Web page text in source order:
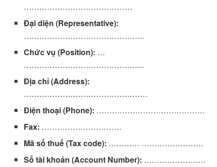
……………………………………
Đại diện (Representative):
………………………………………..
Chức vụ (Position): …
………………………………………..
Địa chỉ (Address):
…………………………………………
Điện thoại (Phone): ……………………………………
Fax: ………………………….
Mã số thuế (Tax code): ………… ……………………
Số tài khoản (Account Number): ……………………